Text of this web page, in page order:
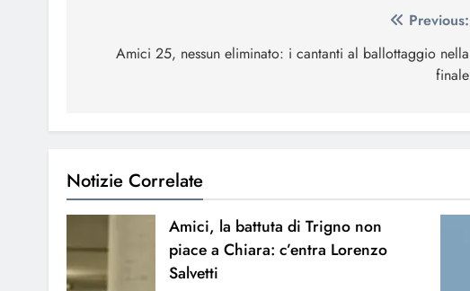
articoli
Previous:
Amici 25, nessun eliminato: i cantanti al ballottaggio nella
finale
Notizie Correlate
Amici, la battuta di Trigno non
piace a Chiara: c’entra Lorenzo
Salvetti